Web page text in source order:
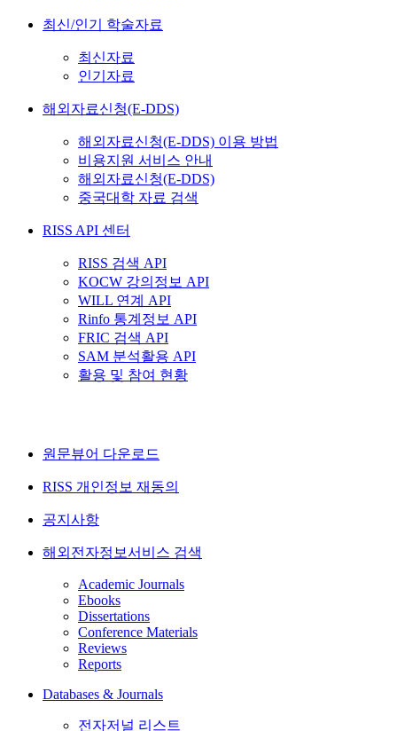
최신/인기 학술자료
최신자료
인기자료
해외자료신청(E-DDS)
해외자료신청(E-DDS) 이용 방법
비용지원 서비스 안내
해외자료신청(E-DDS)
중국대학 자료 검색
RISS API 센터
RISS 검색 API
KOCW 강의정보 API
WILL 연계 API
Rinfo 통계정보 API
FRIC 검색 API
SAM 분석활용 API
활용 및 참여 현황
원문뷰어 다운로드
RISS 개인정보 재동의
공지사항
해외전자정보서비스 검색
Academic Journals
Ebooks
Dissertations
Conference Materials
Reviews
Reports
Databases & Journals
전자저널 리스트